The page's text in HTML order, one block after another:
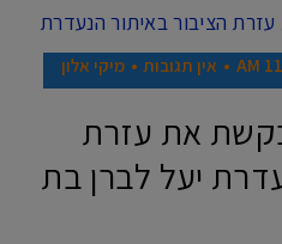
אין תגובות מיקי אלון
את עזרת
יעל לברן בת